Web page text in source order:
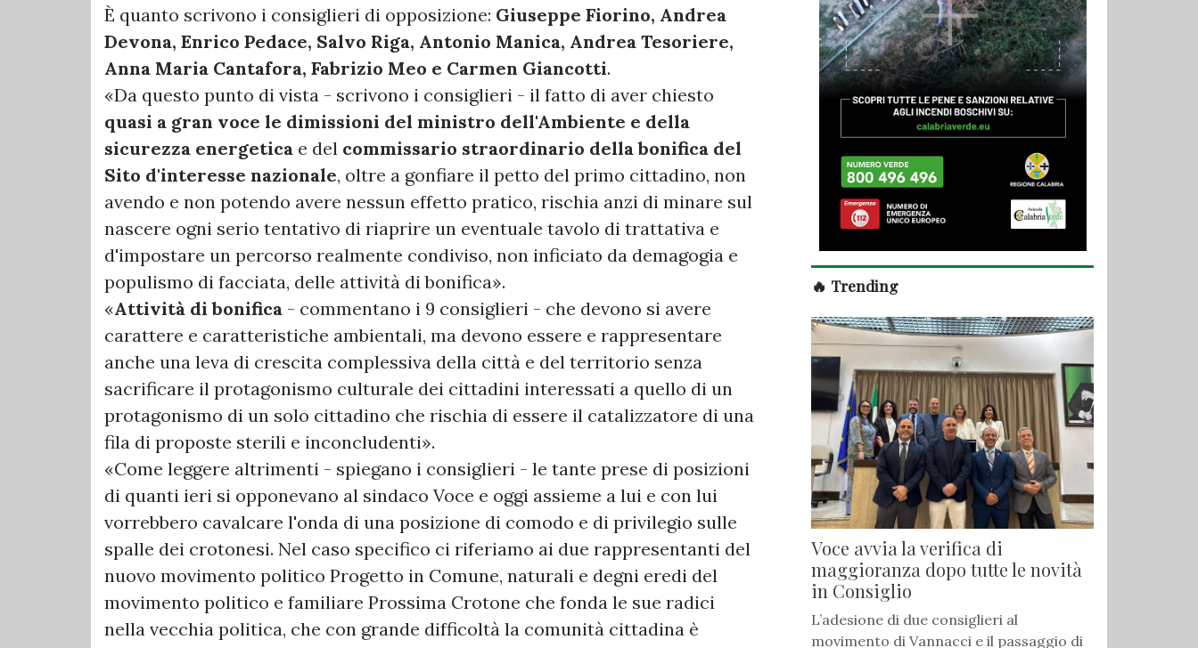
È quanto scrivono i consiglieri di opposizione: Giuseppe Fiorino, Andrea
Devona, Enrico Pedace, Salvo Riga, Antonio Manica, Andrea Tesoriere,
Anna Maria Cantafora, Fabrizio Meo e Carmen Giancotti.
«Da questo punto di vista - scrivono i consiglieri - il fatto di aver chiesto
quasi a gran voce le dimissioni del ministro dell'Ambiente e della
sicurezza energetica e del commissario straordinario della bonifica del
Sito d'interesse nazionale, oltre a gonfiare il petto del primo cittadino, non
avendo e non potendo avere nessun effetto pratico, rischia anzi di minare sul
nascere ogni serio tentativo di riaprire un eventuale tavolo di trattativa e
d'impostare un percorso realmente condiviso, non inficiato da demagogia e
populismo di facciata, delle attività di bonifica».
«Attività di bonifica - commentano i 9 consiglieri - che devono si avere
carattere e caratteristiche ambientali, ma devono essere e rappresentare
anche una leva di crescita complessiva della città e del territorio senza
sacrificare il protagonismo culturale dei cittadini interessati a quello di un
protagonismo di un solo cittadino che rischia di essere il catalizzatore di una
fila di proposte sterili e inconcludenti».
«Come leggere altrimenti - spiegano i consiglieri - le tante prese di posizioni
di quanti ieri si opponevano al sindaco Voce e oggi assieme a lui e con lui
vorrebbero cavalcare l'onda di una posizione di comodo e di privilegio sulle
spalle dei crotonesi. Nel caso specifico ci riferiamo ai due rappresentanti del
nuovo movimento politico Progetto in Comune, naturali e degni eredi del
movimento politico e familiare Prossima Crotone che fonda le sue radici
nella vecchia politica, che con grande difficoltà la comunità cittadina è
🔥 Trending
Voce avvia la verifica di
maggioranza dopo tutte le novità
in Consiglio
L’adesione di due consiglieri al
movimento di Vannacci e il passaggio di